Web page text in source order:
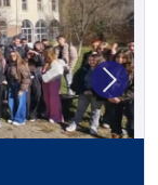
Next